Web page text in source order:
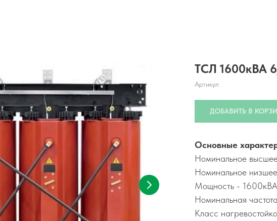
ТСЛ 1600кВА
Артикул:
ДОБАВИТЬ В
Основные
Номинальное
Номинальное
Мощность - 1600кВА
Номинальная
Класс